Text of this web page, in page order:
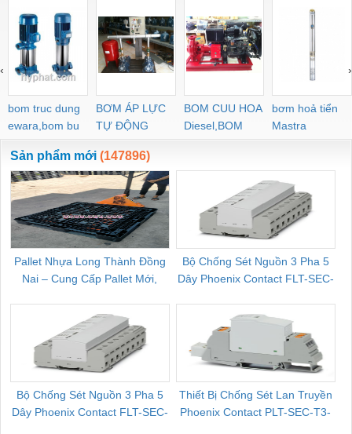
HVFF PLJ PYJ PP PG
PEG PW PGJ PPGJ
PYJW SL-C PC-C
POC-C PL-C
SXE353.060
100-L-11, IPH-5A-40-
11
bom truc dung
ewara,bom bu
ewara
BƠM ÁP LỰC
TỰ ĐỘNG
BOM CUU HOA
Diesel,BOM
CHUA CHAY
bơm hoả tiển
Mastra
‹ ›
Sản phẩm mới (147896)
Pallet Nhựa Long Thành Đồng
Nai – Cung Cấp Pallet Mới,
Bộ Chống Sét Nguồn 3 Pha 5
Dây Phoenix Contact FLT-SEC-
Bộ Chống Sét Nguồn 3 Pha 5
Dây Phoenix Contact FLT-SEC-
Thiết Bị Chống Sét Lan Truyền
Phoenix Contact PLT-SEC-T3-